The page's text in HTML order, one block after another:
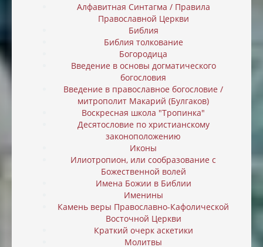
Алфавитная Синтагма / Правила
Православной Церкви
Библия
Библия толкование
Богородица
Введение в основы догматического
богословия
Введение в православное богословие /
митрополит Макарий (Булгаков)
Воскресная школа "Тропинка"
Десятословие по христианскому
законоположению
Иконы
Илиотропион, или cообразование с
Божественной волей
Имена Божии в Библии
Именины
Камень веры Православно-Кафолической
Восточной Церкви
Краткий очерк аскетики
Молитвы